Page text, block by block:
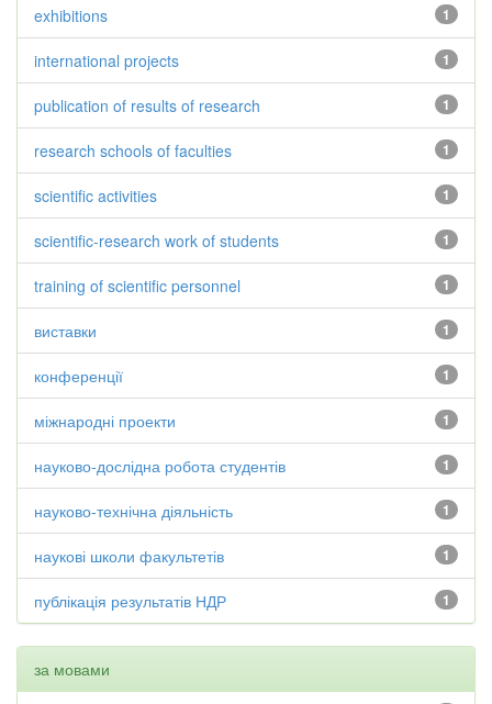
1
exhibitions
1
international projects
1
publication of results of research
1
research schools of faculties
1
scientific activities
1
scientific-research work of students
1
training of scientific personnel
1
виставки
1
конференції
1
міжнародні проекти
1
науково-дослідна робота студентів
1
науково-технічна діяльність
1
наукові школи факультетів
1
публікація результатів НДР
за мовами